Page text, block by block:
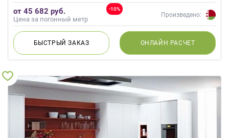
кость, Кремовый, Коричневый,
Капучино
-10%
от 45 682 руб.
Цена за погонный метр
Произведено:
БЫСТРЫЙЗАКАЗ ОНЛАЙН РАСЧЕТ